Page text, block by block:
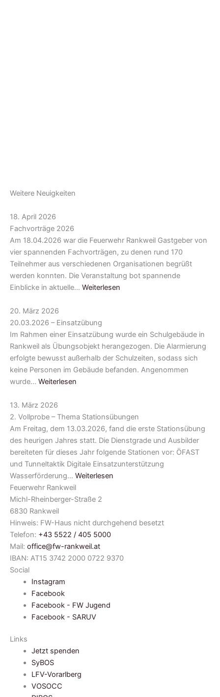
Weitere Neuigkeiten
18. April 2026
Fachvorträge 2026
Am 18.04.2026 war die Feuerwehr Rankweil Gastgeber von
vier spannenden Fachvorträgen, zu denen rund 170
Teilnehmer aus verschiedenen Organisationen begrüßt
werden konnten. Die Veranstaltung bot spannende
Einblicke in aktuelle… Weiterlesen
20. März 2026
20.03.2026 – Einsatzübung
Im Rahmen einer Einsatzübung wurde ein Schulgebäude in
Rankweil als Übungsobjekt herangezogen. Die Alarmierung
erfolgte bewusst außerhalb der Schulzeiten, sodass sich
keine Personen im Gebäude befanden. Angenommen
wurde… Weiterlesen
13. März 2026
2. Vollprobe – Thema Stationsübungen
Am Freitag, dem 13.03.2026, fand die erste Stationsübung
des heurigen Jahres statt. Die Dienstgrade und Ausbilder
bereiteten für dieses Jahr folgende Stationen vor: ÖFAST
und Tunneltaktik Digitale Einsatzunterstützung
Wasserförderung… Weiterlesen
Feuerwehr Rankweil
Michl-Rheinberger-Straße 2
6830 Rankweil
Hinweis: FW-Haus nicht durchgehend besetzt
Telefon: +43 5522 / 405 5000
Mail: office@fw-rankweil.at
IBAN: AT15 3742 2000 0722 9370
Social
Instagram
Facebook
Facebook - FW Jugend
Facebook - SARUV
Links
Jetzt spenden
SyBOS
LFV-Vorarlberg
VOSOCC